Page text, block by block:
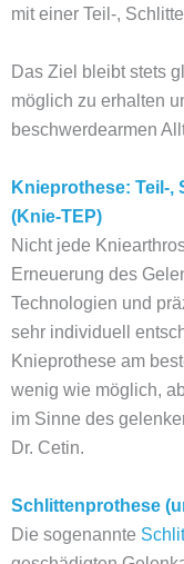
mit einer Teil-,
Das Ziel bleibt stets
möglich zu erhalten
beschwerdearmen
Knieprothese: Teil-,
(Knie-TEP)
Nicht jede
Erneuerung des
Technologien und
sehr individuell
Knieprothese am
wenig wie möglich,
im Sinne des
Dr. Cetin.
Schlittenprothese
Die sogenannte